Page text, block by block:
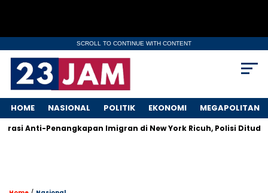
SCROLL TO CONTINUE WITH CONTENT
HOME NASIONAL POLITIK EKONOMI MEGAPOLITAN
Penangkapan Imigran di New York Ricuh, Polisi Dituding